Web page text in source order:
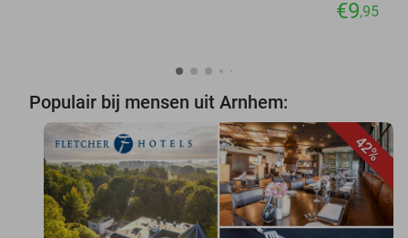
€9,95
Populair bij mensen uit Arnhem:
42%